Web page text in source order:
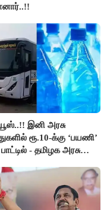
இனி அரசு
ரூ.10-க்கு ‘பயணி’
பாட்டில் - தமிழக அரசு